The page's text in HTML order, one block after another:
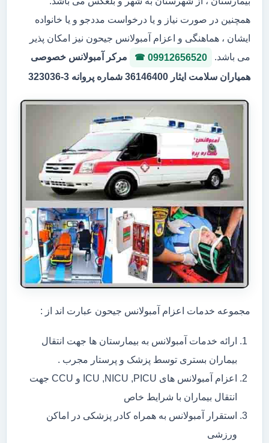
همچنین در صورت نیاز و یا درخواست مددجو و یا خانواده
ایشان ، هماهنگی و اعزام آمبولانس جیحون نیز امکان پذیر
می باشد.
09912656520
مرکر آمبولانس خصوصی
همیاران سلامت ایثار 36146400 شماره پروانه 3-323036
مجموعه خدمات اعزام آمبولانس جیحون عبارت اند از :
ارائه خدمات آمبولانس به بیمارستان ها جهت انتقال
بیماران بستری توسط پزشک و پرستار مجرب .
اعزام آمبولانس های ICU ,NICU ,PICU و CCU جهت
انتقال بیماران با شرایط خاص
استقرار آمبولانس به همراه کادر پزشکی در اماکن
ورزشی